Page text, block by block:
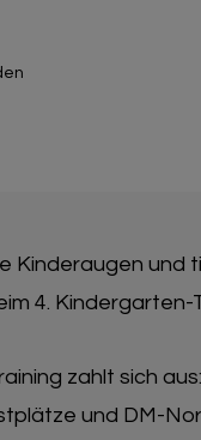
Kinderaugen und
4. Kindergarten-
zahlt sich
und DM-